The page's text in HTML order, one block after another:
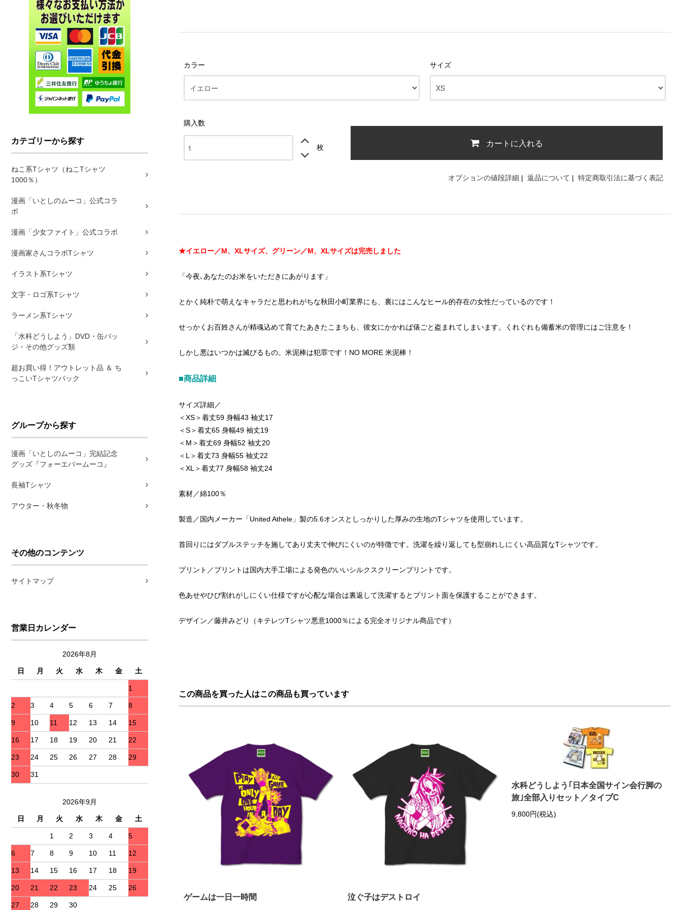
カテゴリーから探す
ねこ系Tシャツ（ねこTシャツ
1000％）
漫画「いとしのムーコ」公式コラ
ボ
漫画「少女ファイト」公式コラボ
漫画家さんコラボTシャツ
イラスト系Tシャツ
文字・ロゴ系Tシャツ
ラーメン系Tシャツ
「水科どうしよう」DVD・缶バッ
ジ・その他グッズ類
超お買い得！アウトレット品 ＆ ち
っこいTシャツパック
グループから探す
漫画「いとしのムーコ」完結記念
グッズ『フォーエバームーコ』
長袖Tシャツ
アウター・秋冬物
その他のコンテンツ
サイトマップ
営業日カレンダー
2026年8月
日 月 火 水 木 金 土
1
2 3 4 5 6 7 8
9 10 11 12 13 14 15
16 17 18 19 20 21 22
23 24 25 26 27 28 29
30 31
2026年9月
日 月 火 水 木 金 土
1 2 3 4 5
6 7 8 9 10 11 12
13 14 15 16 17 18 19
20 21 22 23 24 25 26
27 28 29 30
カラー サイズ
購入数
枚 カートに入れる
オプションの値段詳細 | 返品について | 特定商取引法に基づく表記
★イエロー／M、XLサイズ、グリーン／M、XLサイズは完売しました
「今夜､あなたのお米をいただきにあがります」
とかく純朴で萌えなキャラだと思われがちな秋田小町業界にも、裏にはこんなヒール的存在の女性だっているのです！
せっかくお百姓さんが精魂込めて育てたあきたこまちも、彼女にかかれば俵ごと盗まれてしまいます。くれぐれも備蓄米の管理にはご注意を！
しかし悪はいつかは滅びるもの。米泥棒は犯罪です！NO MORE 米泥棒！
■商品詳細
サイズ詳細／
＜XS＞着丈59 身幅43 袖丈17
＜S＞着丈65 身幅49 袖丈19
＜M＞着丈69 身幅52 袖丈20
＜L＞着丈73 身幅55 袖丈22
＜XL＞着丈77 身幅58 袖丈24
素材／綿100％
製造／国内メーカー「United Athele」製の5.6オンスとしっかりした厚みの生地のTシャツを使用しています。
首回りにはダブルステッチを施してあり丈夫で伸びにくいのが特徴です。洗濯を繰り返しても型崩れしにくい高品質なTシャツです。
プリント／プリントは国内大手工場による発色のいいシルクスクリーンプリントです。
色あせやひび割れがしにくい仕様ですが心配な場合は裏返して洗濯するとプリント面を保護することができます。
デザイン／藤井みどり（キテレツTシャツ悪意1000％による完全オリジナル商品です）
この商品を買った人はこの商品も買っています
ゲームは一日一時間 泣ぐ子はデストロイ
水科どうしよう｢日本全国サイン会行脚の
旅｣全部入りセット／タイプC
9,800円(税込)